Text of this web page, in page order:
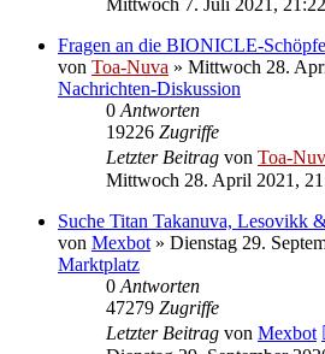
Fragen an die BIONICLE-
von Toa-Nuva » Mittwoch 28.
Nachrichten-Diskussion
0 Antworten
19226 Zugriffe
Letzter Beitrag von Toa-
Mittwoch 28. April 2021,
Suche Titan Takanuva, Lesovikk
von Mexbot » Dienstag 29.
Marktplatz
0 Antworten
47279 Zugriffe
Letzter Beitrag von Mexbot